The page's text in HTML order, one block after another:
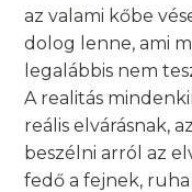
az valami kőbe
dolog lenne, ami
legalábbis nem
A realitás
reális elvárásnak,
beszélni arról az
fedő a fejnek,